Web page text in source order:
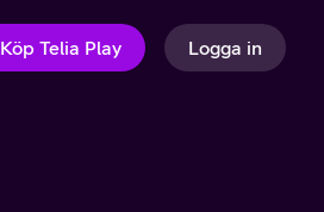
Köp Telia Play Logga in